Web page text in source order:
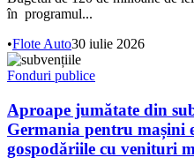
în programul...
•Flote Auto30 iulie 2026
Fonduri publice
Aproape jumătate din
Germania pentru mașini
gospodăriile cu venituri